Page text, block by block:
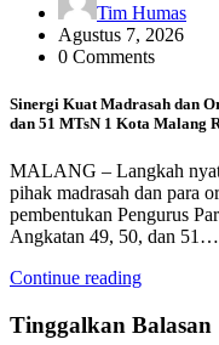
Tim Humas
Agustus 7, 2026
0 Comments
Sinergi Kuat Madrasah dan
dan 51 MTsN 1 Kota Malang
MALANG – Langkah
pihak madrasah dan para
pembentukan Pengurus
Angkatan 49, 50, dan 51…
Continue reading
Tinggalkan Balasan